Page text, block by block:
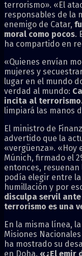
terrorismo». «El
responsables de la
enemigo de Catar,
moral como pocos.
ha compartido en
«Quienes envían
mujeres y
lugar en el mundo
verdad al mundo:
incita al
limpiará las manos
El ministro de
advertido que la
«vergüenza». «Hoy
Múnich, firmado el
entonces,
podía elegir entre
humillación y por
disculpa servil
terrorismo es una
En la misma línea,
Misiones
ha mostrado su
en Doha. «¿El emir